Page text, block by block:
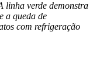
linha verde demonstra
a queda de
com refrigeração